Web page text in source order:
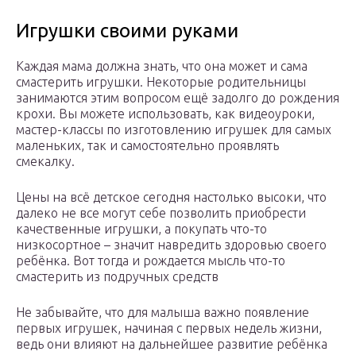
Игрушки своими руками
Каждая мама должна знать, что она может и сама
смастерить игрушки. Некоторые родительницы
занимаются этим вопросом ещё задолго до рождения
крохи. Вы можете использовать, как видеоуроки,
мастер-классы по изготовлению игрушек для самых
маленьких, так и самостоятельно проявлять
смекалку.
Цены на всё детское сегодня настолько высоки, что
далеко не все могут себе позволить приобрести
качественные игрушки, а покупать что-то
низкосортное – значит навредить здоровью своего
ребёнка. Вот тогда и рождается мысль что-то
смастерить из подручных средств
Не забывайте, что для малыша важно появление
первых игрушек, начиная с первых недель жизни,
ведь они влияют на дальнейшее развитие ребёнка